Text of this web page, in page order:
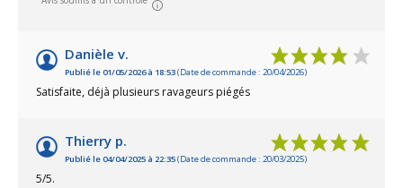
Danièle v.
Publié le 01/05/2026 à 18:53(Date de commande : 20/04/2026)
Satisfaite, déjà plusieurs ravageurs piégés
Thierry p.
Publié le 04/04/2025 à 22:35(Date de commande : 20/03/2025)
5/5.